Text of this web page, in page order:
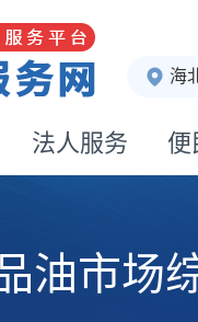
海
法人服务 便
油市场